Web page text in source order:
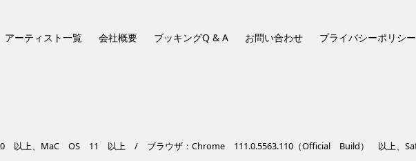
アーティスト一覧 会社概要 ブッキングQ & A お問い合わせ
プライバシーポリシー
以上、MaC OS 11 以上 / ブラウザ：Chrome 111.0.5563.110（Official Build） 以上、